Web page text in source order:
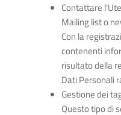
Contattare
Mailing list o
Con la
contenenti
risultato della
Dati Personali
Gestione dei
Questo tipo di